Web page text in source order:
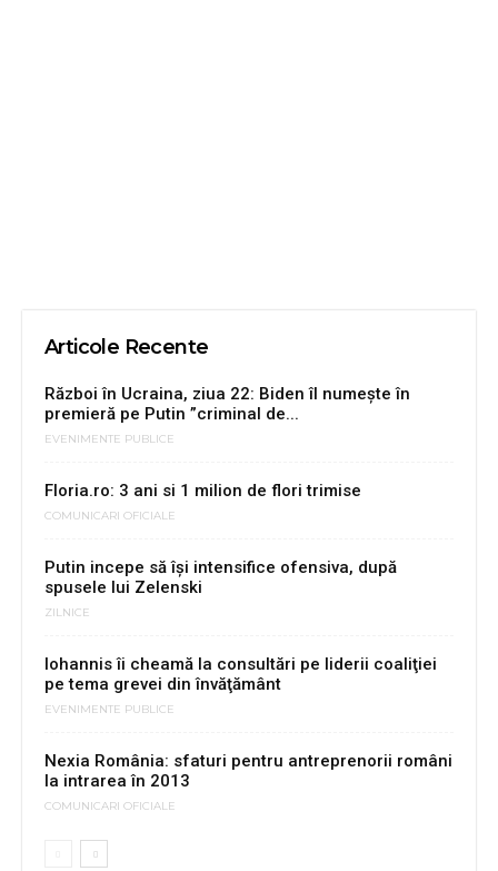
Articole Recente
Război în Ucraina, ziua 22: Biden îl numește în
premieră pe Putin ”criminal de...
EVENIMENTE PUBLICE
Floria.ro: 3 ani si 1 milion de flori trimise
COMUNICARI OFICIALE
Putin incepe să își intensifice ofensiva, după
spusele lui Zelenski
ZILNICE
Iohannis îi cheamă la consultări pe liderii coaliţiei
pe tema grevei din învăţământ
EVENIMENTE PUBLICE
Nexia România: sfaturi pentru antreprenorii români
la intrarea în 2013
COMUNICARI OFICIALE